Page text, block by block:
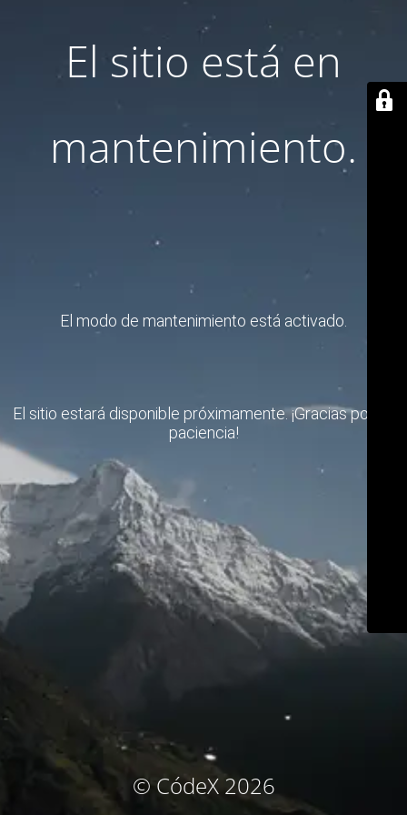
El sitio está en
mantenimiento.
El modo de mantenimiento está activado.
El sitio estará disponible próximamente. ¡Gracias por su
paciencia!
© CódeX 2026